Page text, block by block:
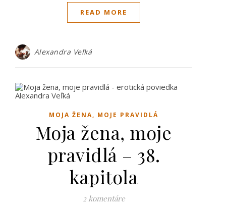
READ MORE
Alexandra Veľká
MOJA ŽENA, MOJE PRAVIDLÁ
Moja žena, moje
pravidlá – 38.
kapitola
2 komentáre